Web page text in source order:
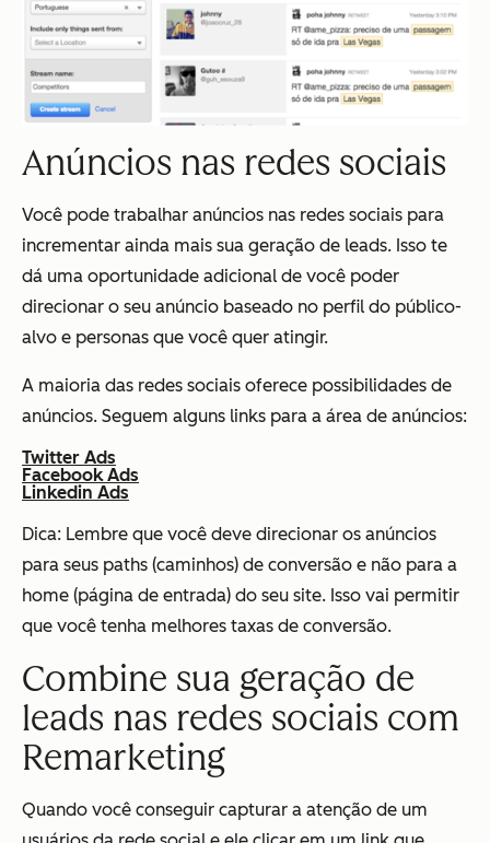
Anúncios nas redes sociais
Você pode trabalhar anúncios nas redes sociais para
incrementar ainda mais sua geração de leads. Isso te
dá uma oportunidade adicional de você poder
direcionar o seu anúncio baseado no perfil do público-
alvo e personas que você quer atingir.
A maioria das redes sociais oferece possibilidades de
anúncios. Seguem alguns links para a área de anúncios:
Twitter Ads
Facebook Ads
Linkedin Ads
Dica: Lembre que você deve direcionar os anúncios
para seus paths (caminhos) de conversão e não para a
home (página de entrada) do seu site. Isso vai permitir
que você tenha melhores taxas de conversão.
Combine sua geração de
leads nas redes sociais com
Remarketing
Quando você conseguir capturar a atenção de um